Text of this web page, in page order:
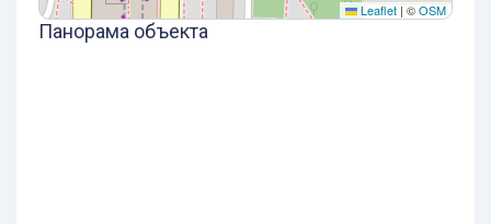
Leaflet | ©OSM
Панорама объекта